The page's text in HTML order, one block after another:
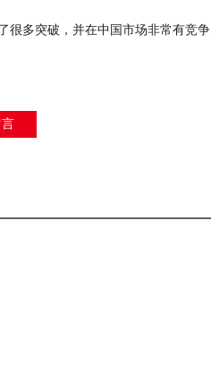
很多突破，并在中国市场非常有竞争